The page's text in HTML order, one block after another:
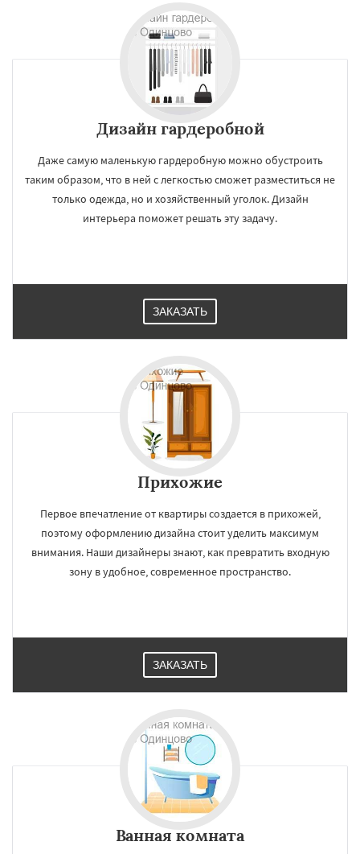
Дизайн гардеробной
Даже самую маленькую гардеробную можно обустроить
таким образом, что в ней с легкостью сможет разместиться не
только одежда, но и хозяйственный уголок. Дизайн
интерьера поможет решать эту задачу.
ЗАКАЗАТЬ
Прихожие
Первое впечатление от квартиры создается в прихожей,
поэтому оформлению дизайна стоит уделить максимум
внимания. Наши дизайнеры знают, как превратить входную
зону в удобное, современное пространство.
ЗАКАЗАТЬ
Ванная комната